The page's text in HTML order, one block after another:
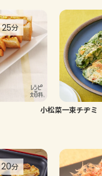
AJINOMOTO PARK とは
25分
小松菜一束チヂミ
20分